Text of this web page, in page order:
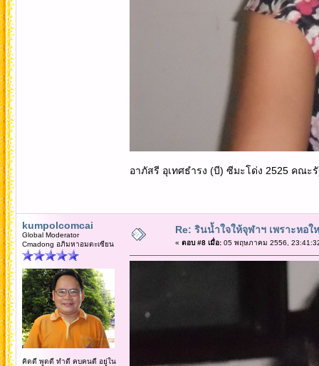
อาภัสรี อุเทศธำรง (บี) ซีมะโด่ง 2525 คณะ
kumpolcomcai
Global Moderator
Cmadong อภิมหาอมตะเซียน
คิดดี พูดดี ทำดี คบคนดี อยู่ใน
Re: รินน้ำใจให้จุฬาฯ เพราะหอใ
« ตอบ #8 เมื่อ:05 พฤษภาคม 2556,